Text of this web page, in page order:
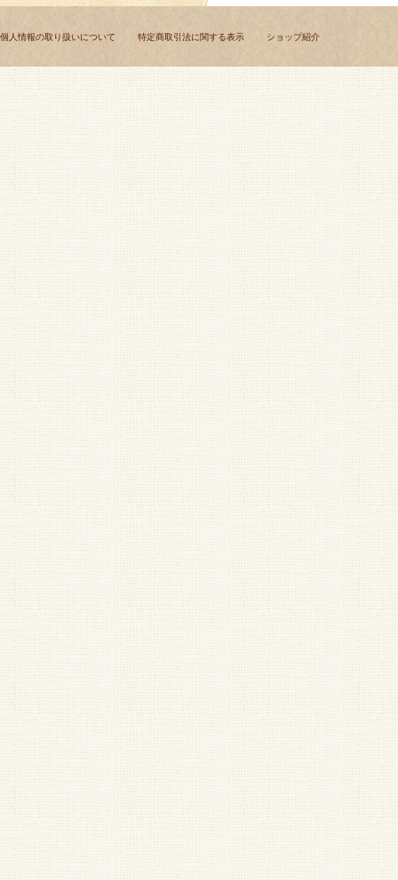
個人情報の取り扱いについて 特定商取引法に関する表示 ショップ紹介